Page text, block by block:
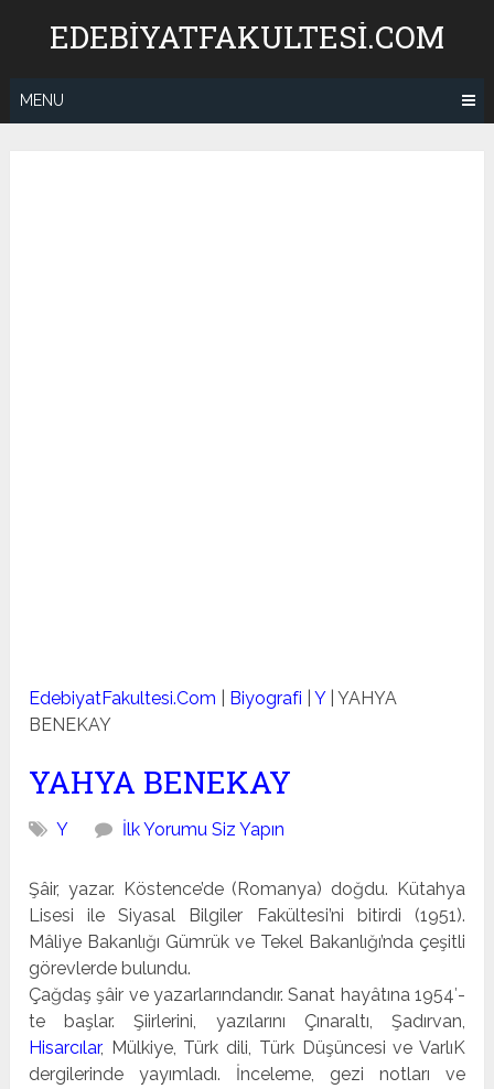
EDEBIYATFAKULTESI.COM
MENU
EdebiyatFakultesi.Com Biyografi |Y|YAHYA
BENEKAY
YAHYA BENEKAY
Y İlk Yorumu Siz Yapın
Şâir, yazar. Köstence’de (Romanya) doğdu. Kütahya
Lise­si ile Siyasal Bilgiler Fakültesi’ni bitirdi (1951).
Mâliye Ba­kanlığı Gümrük ve Tekel Bakanlığı’nda çeşitli
görevlerde bulundu.
Çağdaş şâir ve yazarlarındandır. Sanat hayâtına 1954′-
te başlar. Şiirlerini, yazılarını Çınaraltı, Şadırvan,
Hisarcılar, Mülkiye, Türk dili, Türk Düşüncesi ve VarlıK
dergilerinde yayımladı. İnceleme, gezi notları ve